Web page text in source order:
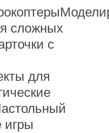
сложных
с
для
игры